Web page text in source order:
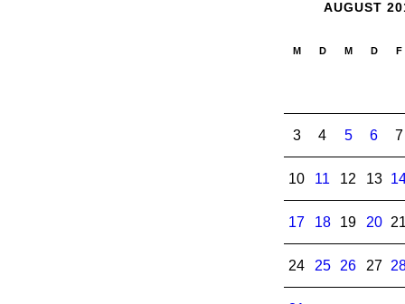
AUGUST
M D M D F
3 4 5 6 7
10 11 12 13
17 18 19 20
24 25 26 27